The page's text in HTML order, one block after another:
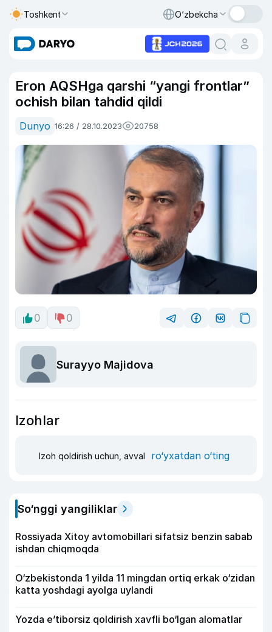
Toshkent O‘zbekcha
Eron AQSHga qarshi “yangi frontlar”
ochish bilan tahdid qildi
Dunyo 16:26 / 28.10.2023 20758
0 0
Surayyo Majidova
Izohlar
Izoh qoldirish uchun, avval ro‘yxatdan o‘ting
So‘nggi yangiliklar
Rossiyada Xitoy avtomobillari sifatsiz benzin sabab
ishdan chiqmoqda
O‘zbekistonda 1 yilda 11 mingdan ortiq erkak o‘zidan
katta yoshdagi ayolga uylandi
Yozda e’tiborsiz qoldirish xavfli bo‘lgan alomatlar